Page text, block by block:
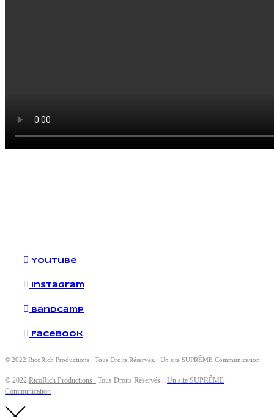
YouTube
Instagram
Bandcamp
Facebook
© 2022 RicoRich Productions . Tous Droits Réservés. Un site SUPRÊME Communication
© 2022 RicoRich Productions . Tous Droits Réservés.
Un site SUPRÊME
Communication